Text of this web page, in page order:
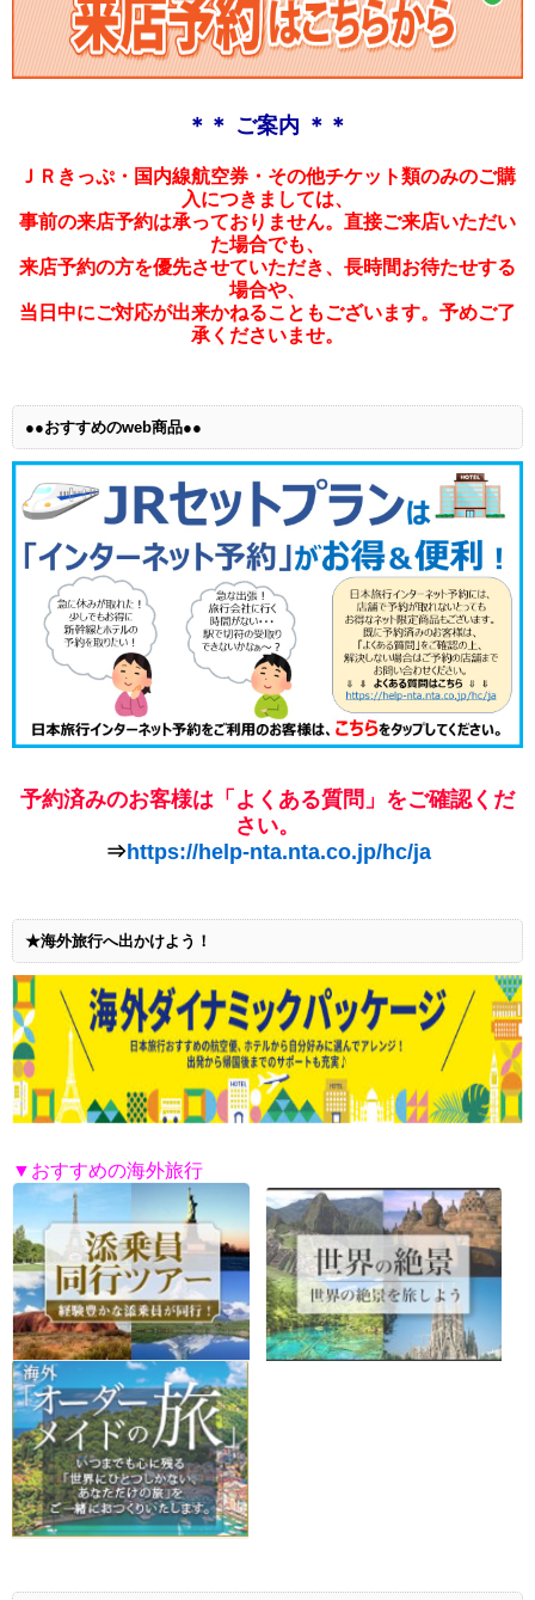
＊＊ ご案内 ＊＊
ＪＲきっぷ・国内線航空券・その他チケット類のみのご購
入につきましては、
事前の来店予約は承っておりません。直接ご来店いただい
た場合でも、
来店予約の方を優先させていただき、長時間お待たせする
場合や、
当日中にご対応が出来かねることもございます。予めご了
承くださいませ。
●●おすすめのweb商品●●
予約済みのお客様は「よくある質問」をご確認くだ
さい。
⇒https://help-nta.nta.co.jp/hc/ja
★海外旅行へ出かけよう！
▼おすすめの海外旅行